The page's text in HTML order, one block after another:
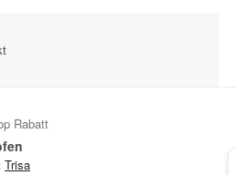
Rabatt
Trisa